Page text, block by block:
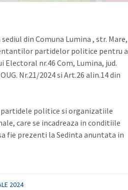
din Comuna Lumina , str. Mare,
partidelor politice pentru a
nr.46 Com, Lumina, jud.
Nr.21/2024 si Art.26 alin.14 din
politice si organizatiile
care se incadreaza in conditiile
fie prezenti la Sedinta anuntata in
2024